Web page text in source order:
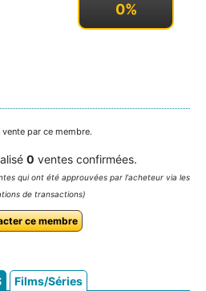
0%
par ce membre.
0 ventes confirmées.
qui ont été approuvées par l'acheteur via les
de transactions)
ce membre
Films/Séries